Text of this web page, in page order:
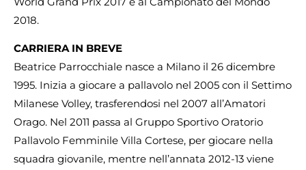
2018.
CARRIERA IN BREVE
Beatrice Parrocchiale nasce a Milano il 26 dicembre
1995. Inizia a giocare a pallavolo nel 2005 con il Settimo
Milanese Volley, trasferendosi nel 2007 all’Amatori
Orago. Nel 2011 passa al Gruppo Sportivo Oratorio
Pallavolo Femminile Villa Cortese, per giocare nella
squadra giovanile, mentre nell’annata 2012-13 viene